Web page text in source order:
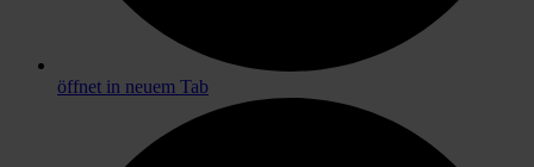
öffnet in neuem Tab